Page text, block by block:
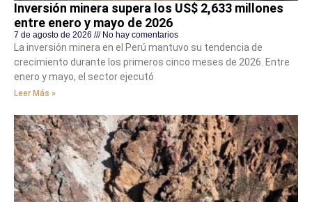
Inversión minera supera los US$ 2,633 millones
entre enero y mayo de 2026
7 de agosto de 2026 No hay comentarios
La inversión minera en el Perú mantuvo su tendencia de
crecimiento durante los primeros cinco meses de 2026. Entre
enero y mayo, el sector ejecutó
Leer Más »